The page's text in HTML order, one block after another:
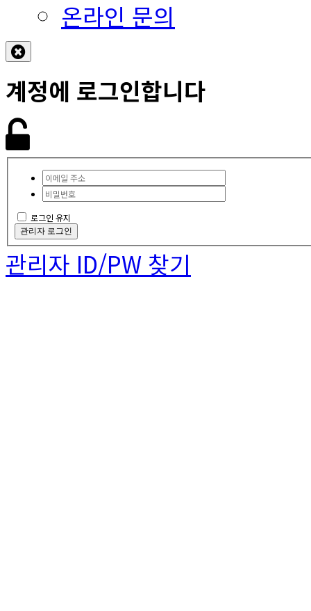
온라인 문의
계정에 로그인합니다
로그인 유지
관리자 로그인
관리자 ID/PW 찾기